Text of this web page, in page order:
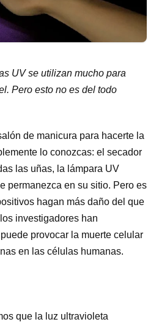
UV se utilizan mucho para
Pero esto no es del todo
de manicura para hacerte la
lo conozcas: el secador
las uñas, la lámpara UV
permanezca en su sitio. Pero es
hagan más daño del que
investigadores han
provocar la muerte celular
en las células humanas.
que la luz ultravioleta